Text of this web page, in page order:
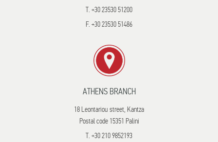
T. +30 23530 51200
F. +30 23530 51486
ATHENS BRANCH
18 Leontariou street, Kantza
Postal code 15351 Palini
T. +30 210 9852193